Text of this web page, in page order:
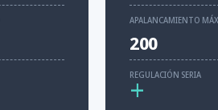
APALANCAMIENTO
200
REGULACIÓN SERIA
+